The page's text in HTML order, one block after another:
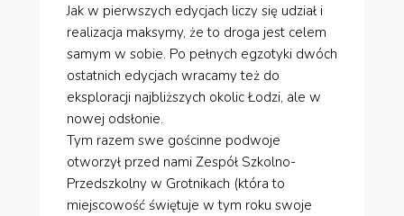
Jak w pierwszych edycjach liczy się udział i
realizacja maksymy, że to droga jest celem
samym w sobie. Po pełnych egzotyki dwóch
ostatnich edycjach wracamy też do
eksploracji najbliższych okolicŁodzi, ale w
nowej odsłonie.
Tym razem swe gościnne podwoje
otworzył przed nami Zespół Szkolno-
Przedszkolny w Grotnikach (która to
miejscowość świętuje w tym roku swoje